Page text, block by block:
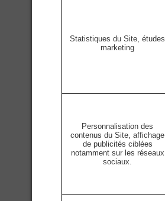
Statistiques du Site, études
marketing
Personnalisation des
contenus du Site, affichage
de publicités ciblées
notamment sur les réseaux
sociaux.